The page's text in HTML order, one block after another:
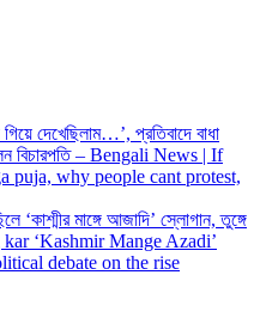
দেখেছিলাম…’, প্রতিবাদে বাধা
বিচারপতি – Bengali News | If
puja, why people cant protest,
‘কাশ্মীর মাঙ্গে আজাদি’ স্লোগান, তুঙ্গে
kar ‘Kashmir Mange Azadi’
debate on the rise